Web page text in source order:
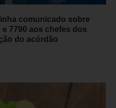
comunicado sobre
7790 aos chefes dos
do acórdão